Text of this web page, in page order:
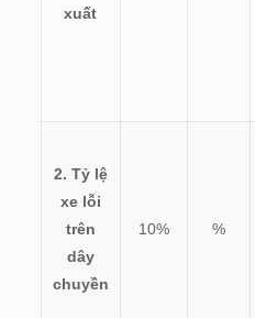
xuất
2. Tỷ lệ
xe lỗi
trên
dây
chuyền
10% %